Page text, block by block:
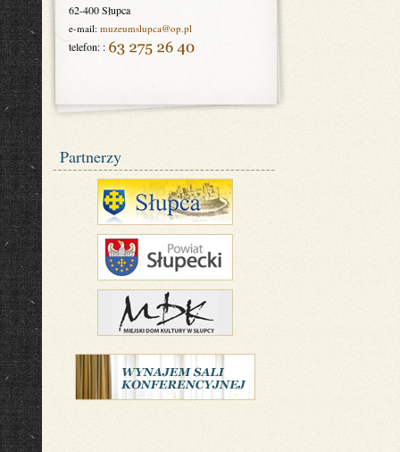
62-400 Słupca
e-mail: muzeumslupca@op.pl
telefon: :
Partnerzy